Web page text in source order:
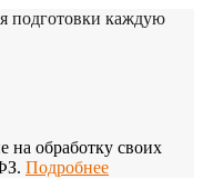
подготовки каждую
на обработку своих
Подробнее